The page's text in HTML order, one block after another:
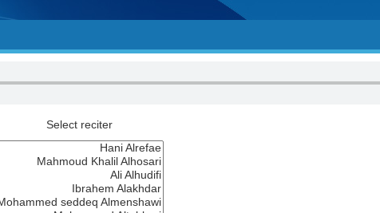
Select reciter